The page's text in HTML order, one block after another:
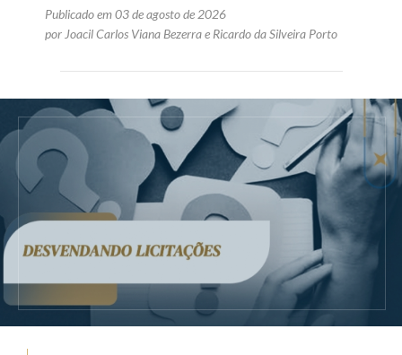
Publicado em 03 de agosto de 2026
por Joacil Carlos Viana Bezerrae Ricardo da Silveira Porto